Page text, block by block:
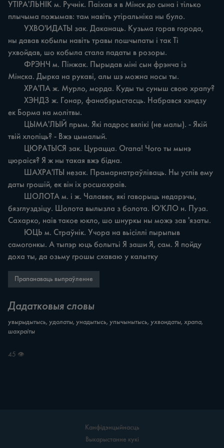
УТІРА'ЛЬНІК м. Ручнік. Паіхав я в Мінск до сына i тілько
плычыма пожымав: там навіть утіральніка ны було.
ны давав кобылы навіть травы пошчыпаты i так Ti
ухвойдав, шо кобыла стала падаты в розоры.
Мінска. Дырка на рукаві, алы шэ можна носы ты.
ек Борма на молітвы.
твій хлопіць? - Вжэ цымалый.
цюраіся? Я ж ны такая вжэ бідна.
даты грошій, ек він іх росшахраів.
бязглуздзіцу. Шолота вылызла з болота. Ю'КЛО н. Пуза.
Сахарко, наів такое юкло, шо шнуркы ны можэ зав 'язаты.
самогонкы. А тыпэр юцъ болытьі Я заши Я, сам. Я пойду
доха ты, да озьму грошы схаваю у калытку
Прапанаваць выпраўленне
Дадатковыя словы
увырыдытысь, удолаты, унадытысь, упычынытысь, ухвоидаты, храпа,
шахраіты
45 👁
Канфідэнцыйнасць
Выкарыстанне кукі